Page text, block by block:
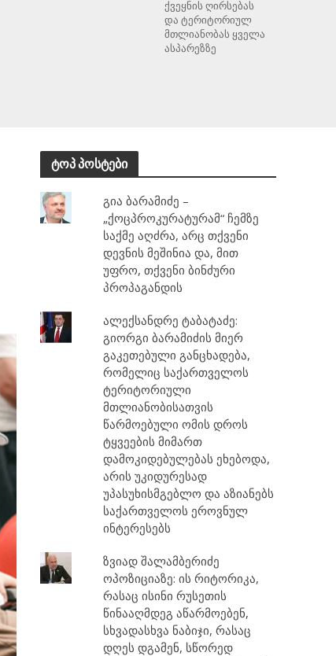
ქვეყნის ღირსებას
და ტერიტორიულ
მთლიანობას ყველა
ასპარეზზე
ტოპ პოსტები
გია ბარამიძე –
„ქოცპროკურატურამ“ ჩემზე
საქმე აღძრა, არც თქვენი
დევნის მეშინია და, მით
უფრო, თქვენი ბინძური
პროპაგანდის
ალექსანდრე ტაბატაძე:
გიორგი ბარამიძის მიერ
გაკეთებული განცხადება,
რომელიც საქართველოს
ტერიტორიული
მთლიანობისათვის
წარმოებული ომის დროს
ტყვეების მიმართ
დამოკიდებულებას ეხებოდა,
არის უკიდურესად
უპასუხისმგებლო და აზიანებს
საქართველოს ეროვნულ
ინტერესებს
ზვიად შალამბერიძე
ოპოზიციაზე: ის რიტორიკა,
რასაც ისინი რუსეთის
წინააღმდეგ აწარმოებენ,
სხვადასხვა ნაბიჯი, რასაც
დღეს დგამენ, სწორედ